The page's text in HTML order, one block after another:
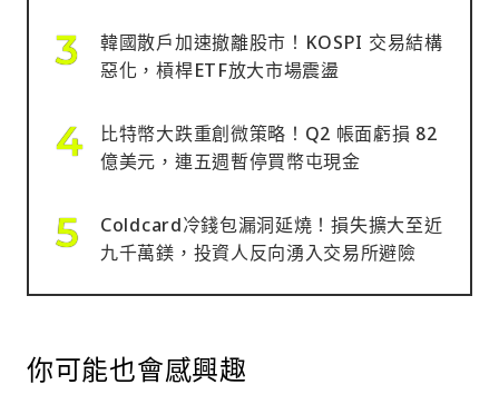
韓國散戶加速撤離股市！KOSPI 交易結構
惡化，槓桿ETF放大市場震盪
比特幣大跌重創微策略！Q2 帳面虧損 82
億美元，連五週暫停買幣屯現金
Coldcard冷錢包漏洞延燒！損失擴大至近
九千萬鎂，投資人反向湧入交易所避險
你可能也會感興趣